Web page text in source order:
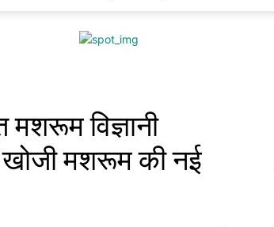
मशरूम विज्ञानी
मशरूम की नई